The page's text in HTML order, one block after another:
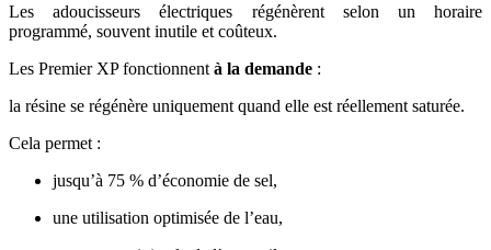
Les adoucisseurs électriques régénèrent selon un horaire
programmé, souvent inutile et coûteux.
Les Premier XP fonctionnent à la demande :
la résine se régénère uniquement quand elle est réellement saturée.
Cela permet :
jusqu’à 75 % d’économie de sel,
une utilisation optimisée de l’eau,